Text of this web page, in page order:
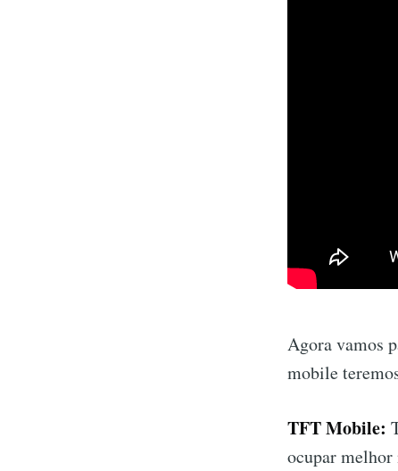
Agora vamos
mobile
TFT Mobile:
ocupar melhor